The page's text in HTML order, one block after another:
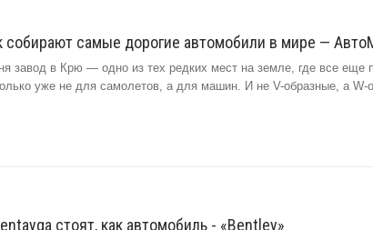
собирают самые дорогие автомобили в мире —
завод в Крю — одно из тех редких мест на земле, где все еще
уже не для самолетов, а для машин. И не V-образные, а W-
стоят, как автомобиль - «Bentley»